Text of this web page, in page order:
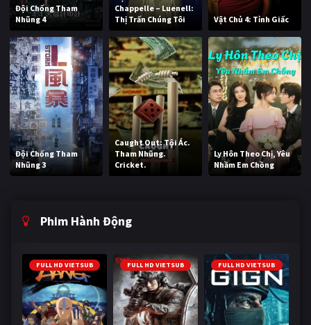
Đội Chống Tham
Nhũng 4
Chappelle – Luenell:
Thị Trấn Chúng Tôi
Vật Chủ 4: Tỉnh Giấc
Đội Chống Tham
Nhũng 3
Caught Out: Tội Ác.
Tham Nhũng.
Cricket.
Ly Hôn Theo Chị, Yêu
Nhầm Em Chồng
Phim Hành Động
FULL HD VIETSUB FULL HD VIETSUB FULL HD VIETSUB